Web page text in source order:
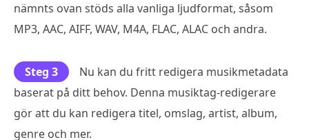
nämnts ovan stöds alla vanliga ljudformat, såsom
MP3, AAC, AIFF, WAV, M4A, FLAC, ALAC och andra.
Steg 3
Nu kan du fritt redigera musikmetadata
baserat på ditt behov. Denna musiktag-redigerare
gör att du kan redigera titel, omslag, artist, album,
genre och mer.